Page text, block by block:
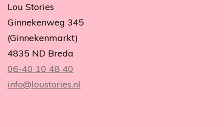
Lou Stories
Ginnekenweg 345
(Ginnekenmarkt)
4835 ND Breda
06-40 10 48 40
info@loustories.nl